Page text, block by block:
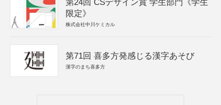
第24回 CSデザイン賞 学生部門《学生
限定》
株式会社中川ケミカル
第71回 喜多方発感じる漢字あそび
漢字のまち喜多方